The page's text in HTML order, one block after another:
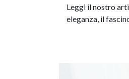
Leggi il nostro
eleganza, il